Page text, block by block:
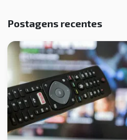
Postagens recentes